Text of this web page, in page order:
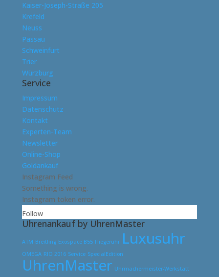
Kaiser-Joseph-Straße 205
Krefeld
Neuss
Passau
Schweinfurt
Trier
Würzburg
Service
Impressum
Datenschutz
Kontakt
Experten-Team
Newsletter
Online-Shop
Goldankauf
Instagram Feed
Something is wrong.
Instagram token error.
Follow
Uhrenankauf by UhrenMaster
ATM Breitling Exospace B55 Fliegeruhr Luxusuhr
OMEGA RIO 2016 Service SpecialEdition
UhrenMaster Uhrmachermeister-Werkstatt